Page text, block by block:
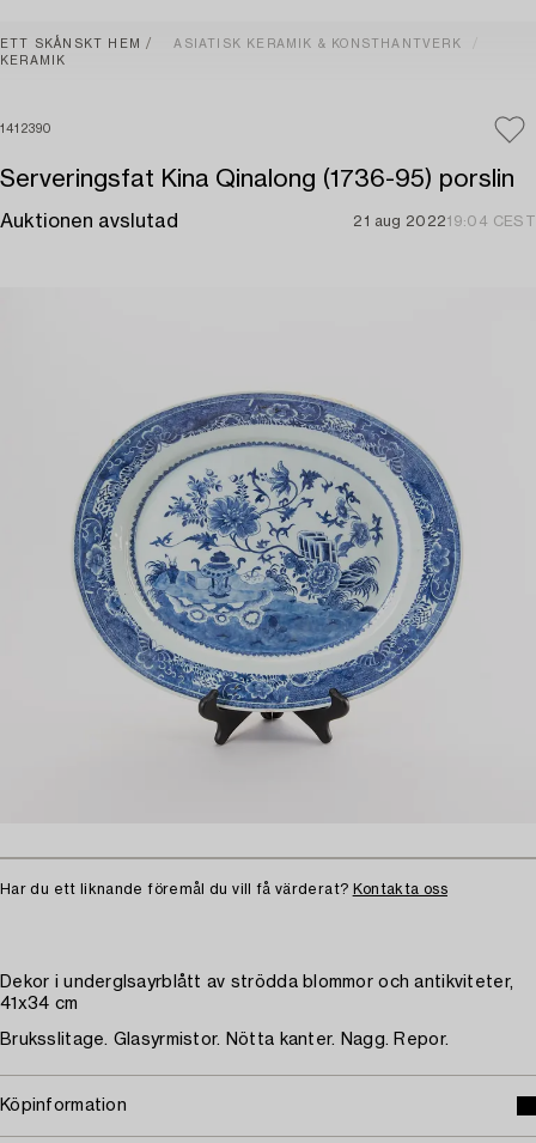
ETT SKÅNSKT HEM
ASIATISK KERAMIK & KONSTHANTVERK
KERAMIK
1412390
Serveringsfat Kina Qinalong (1736-95) porslin
Auktionen avslutad 21 aug 202219:04 CEST
Har du ett liknande föremål du vill få värderat? Kontakta oss
Dekor i underglsayrblått av strödda blommor och antikviteter,
41x34 cm
Bruksslitage. Glasyrmistor. Nötta kanter. Nagg. Repor.
Köpinformation